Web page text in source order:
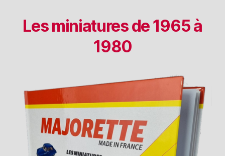
Les miniatures de 1965 à
1980